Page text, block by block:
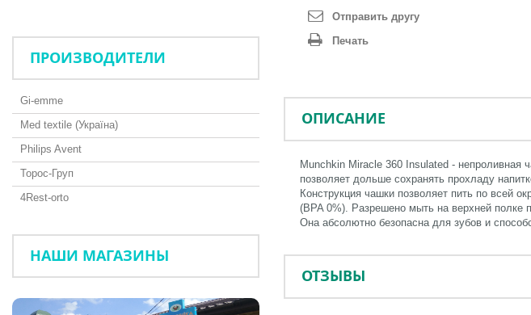
ПРОИЗВОДИТЕЛИ
Gi-emme
Med textile (Україна)
Philips Avent
Торос-Груп
4Rest-orto
НАШИ МАГАЗИНЫ
Отправить другу
Печать
ОПИСАНИЕ
Munchkin Miracle 360 Insulated - непроливная
позволяет дольше сохранять прохладу
Конструкция чашки позволяет пить по всей
(BPA 0%). Разрешено мыть на верхней полке
Она абсолютно безопасна для зубов и
ОТЗЫВЫ